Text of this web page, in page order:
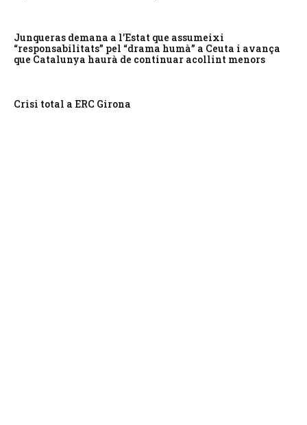
Junqueras demana a l’Estat que assumeixi
“responsabilitats” pel “drama humà” a Ceuta i avança
que Catalunya haurà de continuar acollint menors
Crisi total a ERC Girona